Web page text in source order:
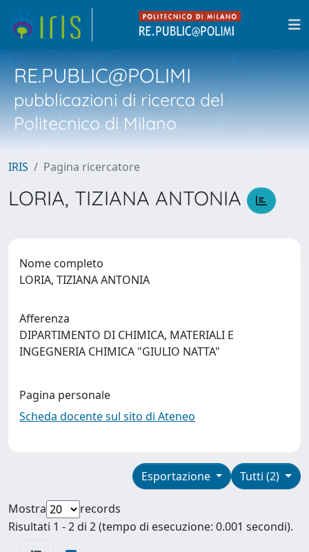
RE.PUBLIC@POLIMI
pubblicazioni di ricerca del
Politecnico di Milano
IRIS Pagina ricercatore
LORIA, TIZIANA ANTONIA
Nome completo
LORIA, TIZIANA ANTONIA
Afferenza
DIPARTIMENTO DI CHIMICA, MATERIALI E
INGEGNERIA CHIMICA "GIULIO NATTA"
Pagina personale
Scheda docente sul sito di Ateneo
Tutti (2)
Esportazione
Mostra
records
Risultati 1 - 2 di 2 (tempo di esecuzione: 0.001 secondi).